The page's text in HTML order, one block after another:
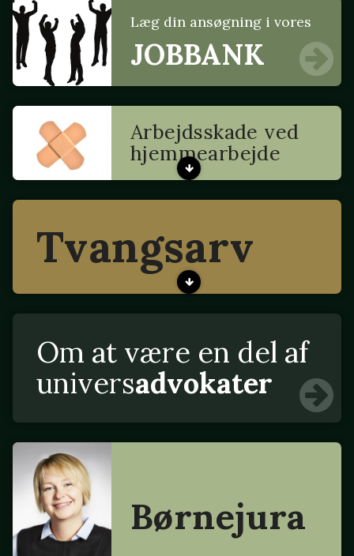
Læg din ansøgning i vores
JOBBANK
Arbejdsskade ved
hjemmearbejde
Tvangsarv
Om at være en del af
universadvokater
Børnejura